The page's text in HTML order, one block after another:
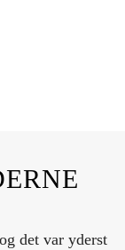
det var yderst